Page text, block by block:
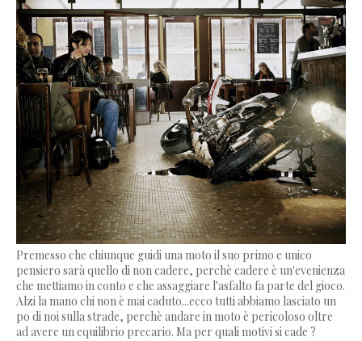
Premesso che chiunque guidi una moto il suo primo e unico
pensiero sarà quello di non cadere, perchè cadere è un'evenienza
che mettiamo in conto e che assaggiare l'asfalto fa parte del gioco.
Alzi la mano chi non è mai caduto...ecco tutti abbiamo lasciato un
po di noi sulla strade, perchè andare in moto è pericoloso oltre
ad avere un equilibrio precario. Ma per quali motivi si cade ?